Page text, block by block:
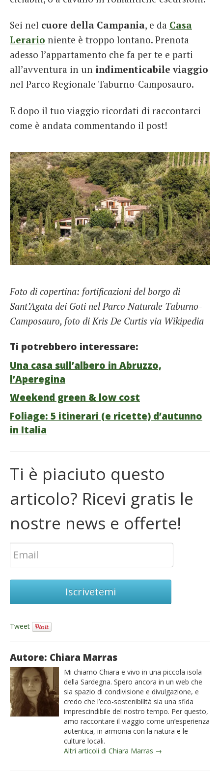
Sei nel cuore della Campania, e da Casa
Lerario niente è troppo lontano. Prenota
adesso l’appartamento che fa per te e parti
all’avventura in un indimenticabile viaggio
nel Parco Regionale Taburno-Camposauro.
E dopo il tuo viaggio ricordati di raccontarci
come è andata commentando il post!
Foto di copertina: fortificazioni del borgo di
Sant’Agata dei Goti nel Parco Naturale Taburno-
Camposauro, foto di Kris De Curtis via Wikipedia
Ti potrebbero interessare:
Una casa sull’albero in Abruzzo,
l’Aperegina
Weekend green & low cost
Foliage: 5 itinerari (e ricette) d’autunno
in Italia
Ti è piaciuto questo
articolo? Ricevi gratis le
nostre news e offerte!
Iscrivetemi
Tweet
Autore: Chiara Marras
Mi chiamo Chiara e vivo in una piccola isola
della Sardegna. Spero ancora in un web che
sia spazio di condivisione e divulgazione, e
credo che l’eco-sostenibilità sia una sfida
imprescindibile del nostro tempo. Per questo,
amo raccontare il viaggio come un’esperienza
autentica, in armonia con la natura e le
culture locali.
Altri articoli di Chiara Marras →